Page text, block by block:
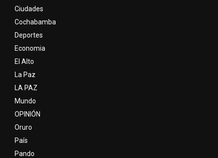
Ciudades
Cochabamba
Deportes
Economia
El Alto
La Paz
LA PAZ
Mundo
OPINIÓN
Oruro
País
Pando